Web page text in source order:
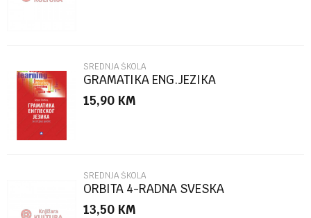
POŠALJI
SREDNJA ŠKOLA
GRAMATIKA ENG.JEZIKA
15,90 KM
SREDNJA ŠKOLA
ORBITA 4-RADNA SVESKA
13,50 KM